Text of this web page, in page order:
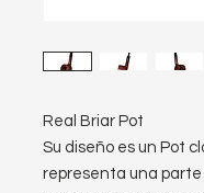
Real Briar Pot
Su diseño es un Pot
representa una parte